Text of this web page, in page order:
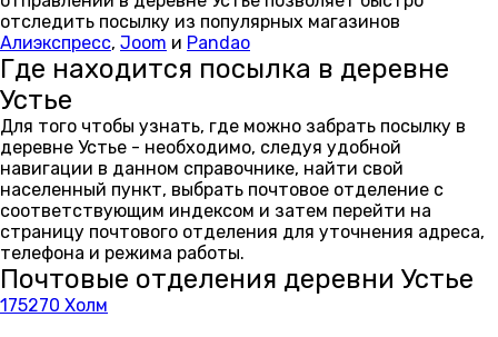
отследить посылку из популярных магазинов
Алиэкспресс, Joom и Pandao
Где находится посылка в деревне
Устье
Для того чтобы узнать, где можно забрать посылку в
деревне Устье - необходимо, следуя удобной
навигации в данном справочнике, найти свой
населенный пункт, выбрать почтовое отделение с
соответствующим индексом и затем перейти на
страницу почтового отделения для уточнения адреса,
телефона и режима работы.
Почтовые отделения деревни Устье
175270 Холм